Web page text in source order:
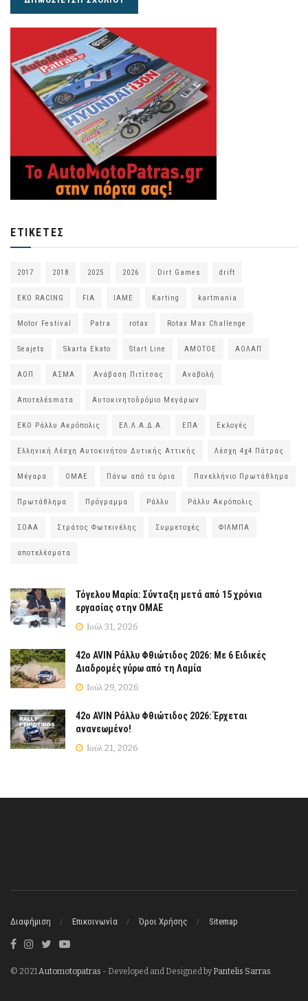
ΕΤΙΚΈΤΕΣ
2017 2018 2025 2026 Dirt Games drift
EKO RACING FIA IAME Karting kartmania
Motor Festival Patra rotax Rotax Max Challenge
Seajets Skarta Ekato Start Line ΑΜΟΤΟΕ ΑΟΛΑΠ
ΑΟΠ ΑΣΜΑ Ανάβαση Πιτίτσας Αναβολή
Αποτελέsmατα Αυτοκινητοδρόμιο Μεγάρων
ΕΚΟ Ράλλυ Ακρόπολις ΕΛ.Λ.Α.Δ.Α. ΕΠΑ Εκλογές
Ελληνική Λέσχη Αυτοκινήτου Δυτικής Αττικής Λέσχη 4χ4 Πάτρας
Μέγαρα ΟΜΑΕ Πάνω από τα όρια Πανελλήνιο Πρωτάθλημα
Πρωτάθλημα Πρόγραμμα Ράλλυ Ράλλυ Ακρόπολις
ΣΟΑΑ Στράτος Φωτεινέλης Συμμετοχές ΦΙΛΜΠΑ
αποτελέσματα
Τόγελου Μαρία: Σύνταξη μετά από 15 χρόνια
εργασίας στην ΟΜΑΕ
Ιούλ 31, 2026
42ο AVIN Ράλλυ Φθιώτιδος 2026: Με 6 Ειδικές
Διαδρομές γύρω από τη Λαμία
Ιούλ 29, 2026
42ο AVIN Ράλλυ Φθιώτιδος 2026: Έρχεται
ανανεωμένο!
Ιούλ 21, 2026
Διαφήμιση Επικοινωνία Όροι Χρήσης Sitemap
© 2021Automotopatras - Developed and Designed byPantelis Sarras.